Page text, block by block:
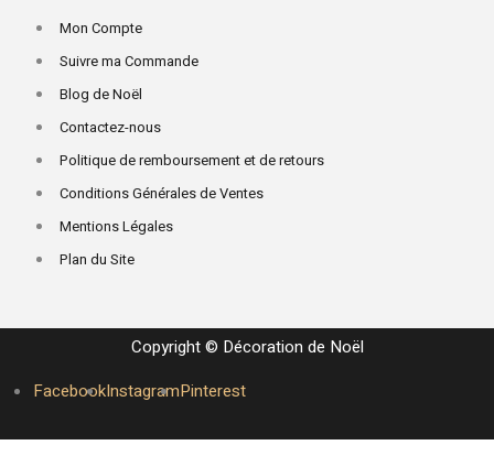
Mon Compte
Suivre ma Commande
Blog de Noël
Contactez-nous
Politique de remboursement et de retours
Conditions Générales de Ventes
Mentions Légales
Plan du Site
Copyright © Décoration de Noël
FacebookInstagramPinterest